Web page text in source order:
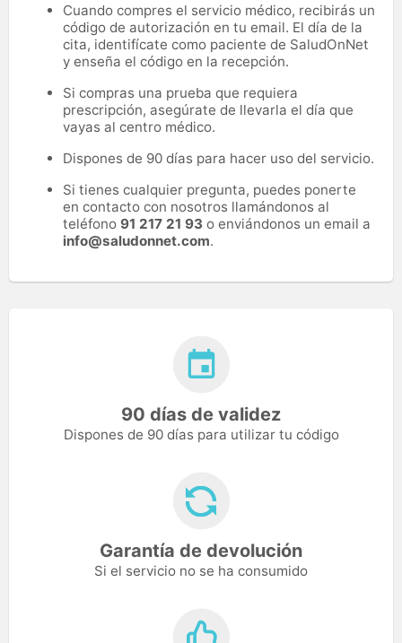
Cuando compres el servicio médico, recibirás un
código de autorización en tu email. El día de la
cita, identifícate como paciente de SaludOnNet
y enseña el código en la recepción.
Si compras una prueba que requiera
prescripción, asegúrate de llevarla el día que
vayas al centro médico.
Dispones de 90 días para hacer uso del servicio.
Si tienes cualquier pregunta, puedes ponerte
en contacto con nosotros llamándonos al
teléfono 91 217 21 93 o enviándonos un email a
info@saludonnet.com.
90 días de validez
Dispones de 90 días para utilizar tu código
Garantía de devolución
Si el servicio no se ha consumido